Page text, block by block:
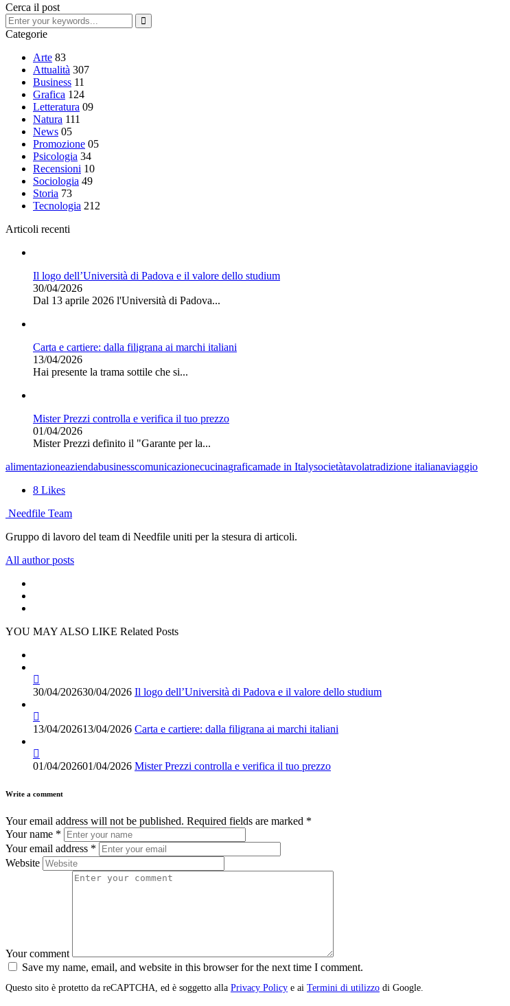
Cerca il post
Categorie
Arte 83
Attualità 307
Business 11
Grafica 124
Letteratura 09
Natura 111
News 05
Promozione 05
Psicologia 34
Recensioni 10
Sociologia 49
Storia 73
Tecnologia 212
Articoli recenti
Il logo dell’Università di Padova e il valore dello studium
30/04/2026
Dal 13 aprile 2026 l'Università di Padova...
Carta e cartiere: dalla filigrana ai marchi italiani
13/04/2026
Hai presente la trama sottile che si...
Mister Prezzi controlla e verifica il tuo prezzo
01/04/2026
Mister Prezzi definito il "Garante per la...
alimentazioneaziendabusinesscomunicazionecucinagraficamade in Italysocietàtavolatradizione italianaviaggio
8 Likes
Needfile Team
Gruppo di lavoro del team di Needfile uniti per la stesura di articoli.
All author posts
YOU MAY ALSO LIKE Related Posts
30/04/202630/04/2026 Il logo dell’Università di Padova e il valore dello studium
13/04/202613/04/2026 Carta e cartiere: dalla filigrana ai marchi italiani
01/04/202601/04/2026 Mister Prezzi controlla e verifica il tuo prezzo
Write a comment
Your email address will not be published. Required fields are marked *
Your name *
Your email address *
Website
Your comment
Save my name, email, and website in this browser for the next time I comment.
Questo sito è protetto da reCAPTCHA, ed è soggetto alla Privacy Policy e ai Termini di utilizzo di Google.